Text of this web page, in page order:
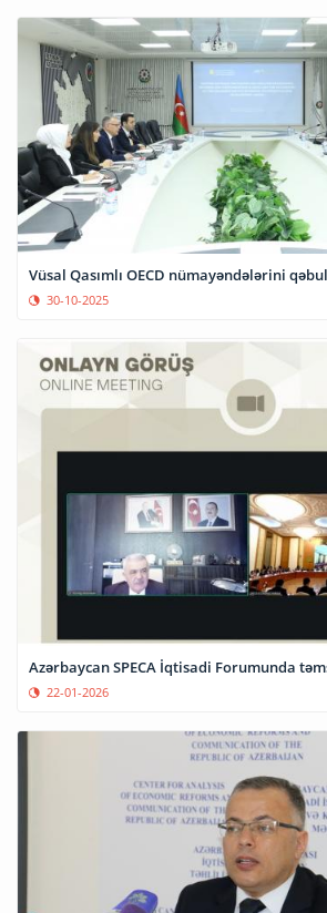
Vüsal Qasımlı OECD nümayəndələrini
30-10-2025
Azərbaycan SPECA İqtisadi Forumunda
22-01-2026